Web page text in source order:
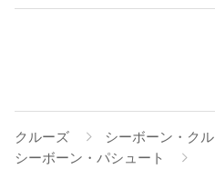
クルーズ
シーボーン・ク
シーボーン・パシュート